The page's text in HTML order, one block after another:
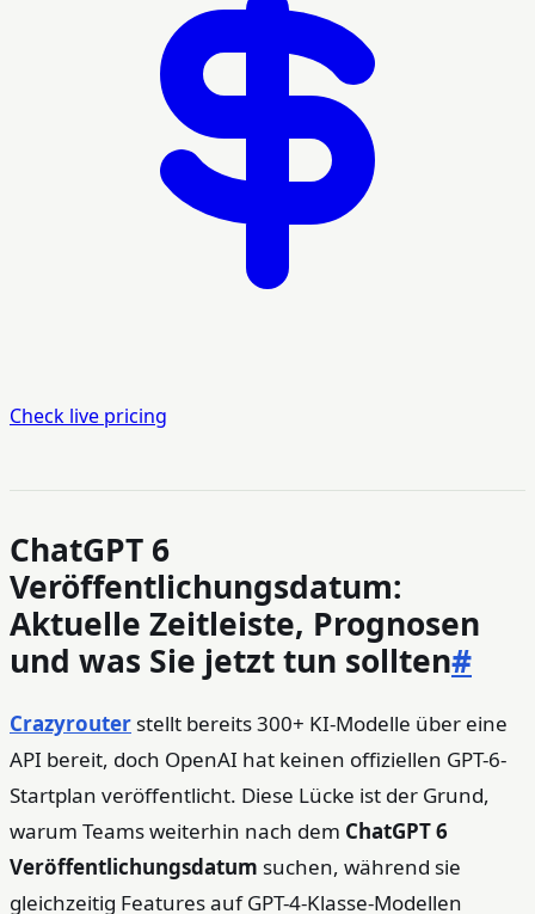
Check live pricing
ChatGPT 6
Veröffentlichungsdatum:
Aktuelle Zeitleiste, Prognosen
und was Sie jetzt tun sollten#
Crazyrouter stellt bereits 300+ KI-Modelle über eine
API bereit, doch OpenAI hat keinen offiziellen GPT-6-
Startplan veröffentlicht. Diese Lücke ist der Grund,
warum Teams weiterhin nach dem ChatGPT 6
Veröffentlichungsdatum suchen, während sie
gleichzeitig Features auf GPT-4-Klasse-Modellen